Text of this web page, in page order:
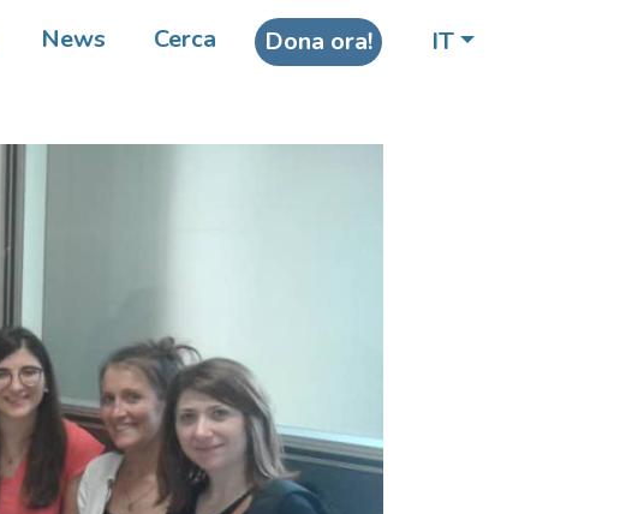
News Cerca Dona ora! IT